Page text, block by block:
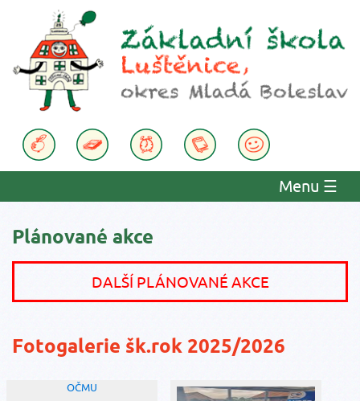
Menu ☰
Plánované akce
DALŠÍ PLÁNOVANÉ AKCE
Fotogalerie šk.rok 2025/2026
OČMU